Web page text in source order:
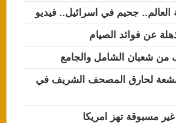
العالم.. جحيم في اسرائيل.. فيديو
عن فوائد الصيام
من شعبان الشامل والجامع
بشعة لحارق المصحف الشريف في
مسبوقة تهز امريكا